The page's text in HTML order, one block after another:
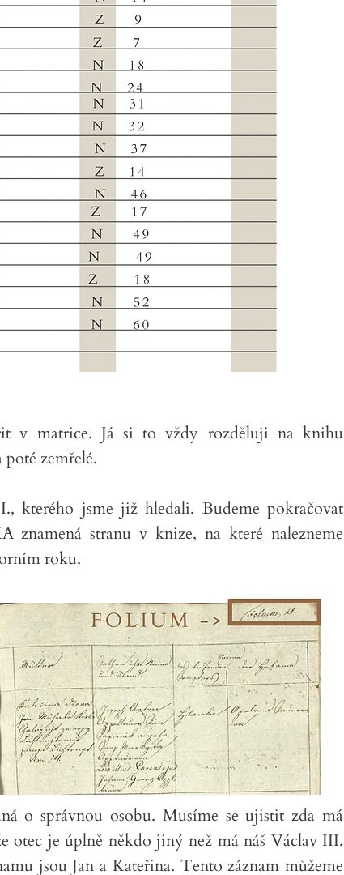
v matrice. Já si to vždy rozděluji na knihu
zemřelé.
kterého jsme již hledali. Budeme pokračovat
znamená stranu v knize, na které nalezneme
roku.
o správnou osobu. Musíme se ujistit zda má
otec je úplně někdo jiný než má náš Václav III.
jsou Jan a Kateřina. Tento záznam můžeme